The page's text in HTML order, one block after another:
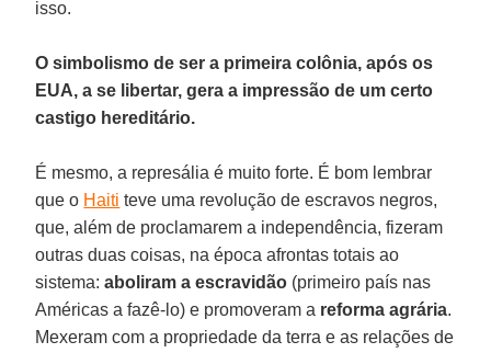
isso.
O simbolismo de ser a primeira colônia, após os
EUA, a se libertar, gera a impressão de um certo
castigo hereditário.
É mesmo, a represália é muito forte. É bom lembrar
que o Haiti teve uma revolução de escravos negros,
que, além de proclamarem a independência, fizeram
outras duas coisas, na época afrontas totais ao
sistema:aboliram a escravidão (primeiro país nas
Américas a fazê-lo) e promoveram a reforma agrária.
Mexeram com a propriedade da terra e as relações de